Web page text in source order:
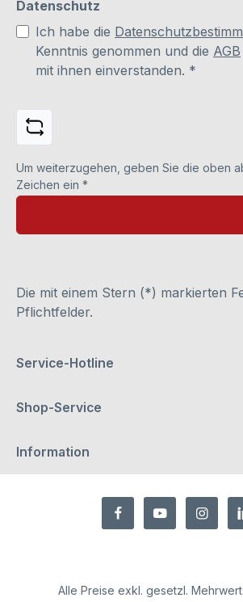
Datenschutz
Ich habe die
Kenntnis genommen und die AGB
mit ihnen einverstanden. *
Um weiterzugehen, geben Sie die oben
Zeichen ein *
Die mit einem Stern (*) markierten
Pflichtfelder.
Service-Hotline
Shop-Service
Information
Alle Preise exkl. gesetzl.